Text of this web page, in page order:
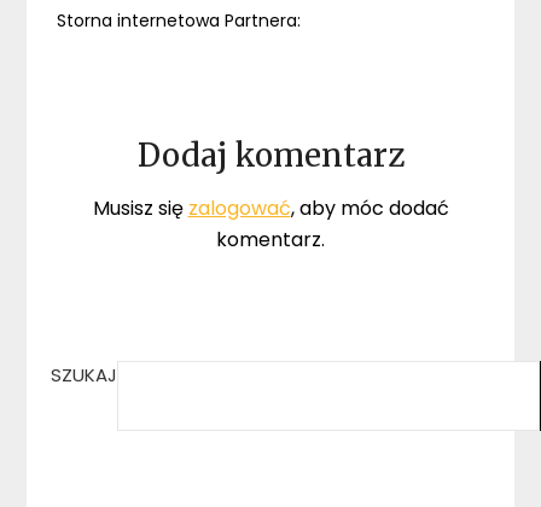
Storna internetowa Partnera:
Dodaj komentarz
Musisz się zalogować, aby móc dodać
komentarz.
SZUKAJ